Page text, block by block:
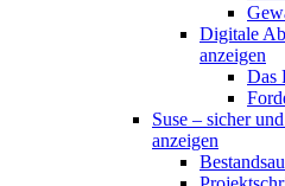
Digitale
anzeigen
Das
Suse – sicher
anzeigen